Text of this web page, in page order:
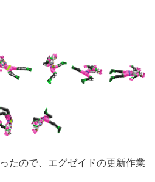
たので、エグゼイドの更新作業